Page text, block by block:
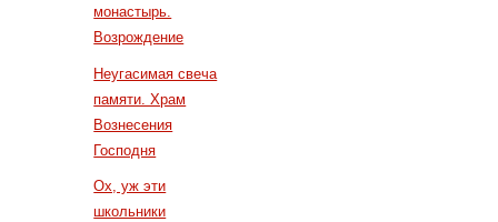
монастырь.
Возрождение
Неугасимая свеча
памяти. Храм
Вознесения
Господня
Ох, уж эти
школьники